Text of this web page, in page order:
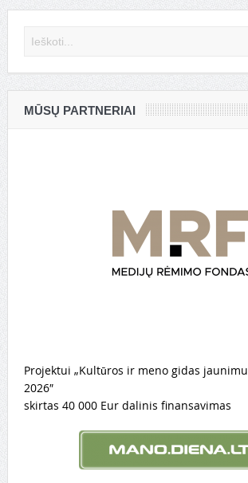
MŪSŲ PARTNERIAI
Projektui „Kultūros ir meno gidas
2026″
skirtas 40 000 Eur dalinis finansavimas